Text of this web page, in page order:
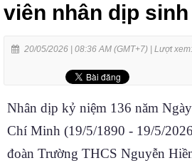
viên nhân dịp
20/05/2026 | 08:36 AM (GMT+7) | Lượt
Nhân dịp kỷ niệm 136 năm
Chí Minh (19/5/1890 - 19/5/
đoàn Trường THCS Nguyễn